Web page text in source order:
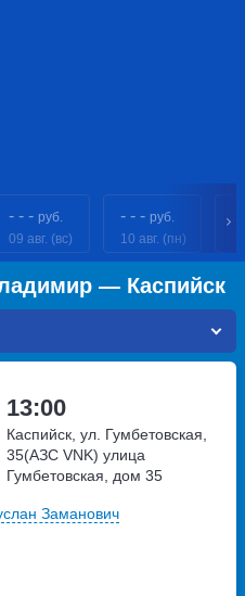
- - - руб.
09 авг. (вс)
- - - руб.
10 авг. (пн)
— Каспийск
13:00
Каспийск, ул. Гумбетовская,
35(АЗС VNK) улица
Гумбетовская, дом 35
Заманович